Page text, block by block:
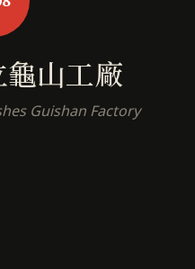
山工廠
Guishan Factory